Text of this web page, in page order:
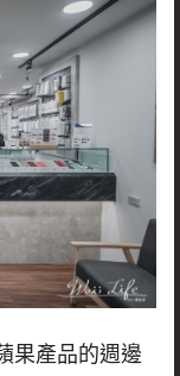
果產品的週邊